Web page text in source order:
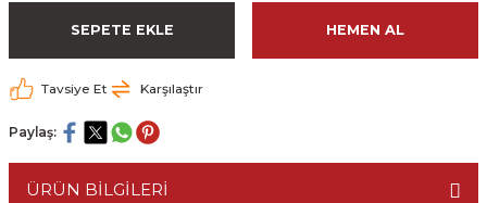
SEPETE EKLE HEMEN AL
Tavsiye Et Karşılaştır
Paylaş:
ÜRÜN BİLGİLERİ